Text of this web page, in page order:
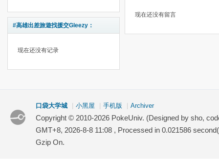
#高雄出差旅遊找援交Gleezy：
现在还没有记录
现在还没有留言
口袋大学城 小黑屋 手机版 Archiver
Copyright © 2010-2026 PokeUniv. (Designed by sho,
GMT+8, 2026-8-8 11:08 , Processed in 0.021586
Gzip On.